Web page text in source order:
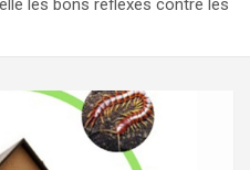
les bons réflexes contre les